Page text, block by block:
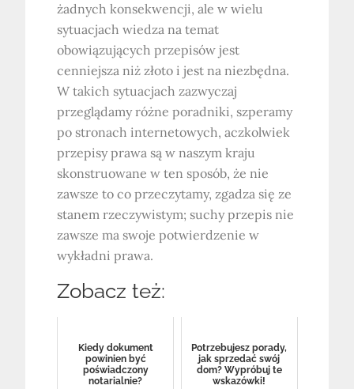
żadnych konsekwencji, ale w wielu
sytuacjach wiedza na temat
obowiązujących przepisów jest
cenniejsza niż złoto i jest na niezbędna.
W takich sytuacjach zazwyczaj
przeglądamy różne poradniki, szperamy
po stronach internetowych, aczkolwiek
przepisy prawa są w naszym kraju
skonstruowane w ten sposób, że nie
zawsze to co przeczytamy, zgadza się ze
stanem rzeczywistym; suchy przepis nie
zawsze ma swoje potwierdzenie w
wykładni prawa.
Zobacz też:
Kiedy dokument
powinien być
poświadczony
notarialnie?
Potrzebujesz porady,
jak sprzedać swój
dom? Wypróbuj te
wskazówki!